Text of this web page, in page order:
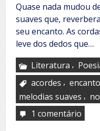
Quase nada mudou
suaves que,
seu encanto. As
leve dos dedos que…
Literatura ,
acordes , encanto
melodias suaves ,
1 comentário